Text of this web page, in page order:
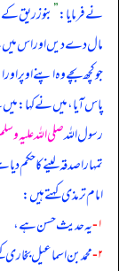
نے فرمایا:”بنو زریق
مال دے دیں اور اس میں
جو کچھ بچے وہ اپنے اوپر
پاس آیا، میں نے کہا:
رسول اللہصلی اللہ علیہ
تمہارا صدقہ لینے کا حکم
امام ترمذی کہتے ہیں:
۱- یہ حدیث حسن ہے،
۲- محمد بن اسماعیل